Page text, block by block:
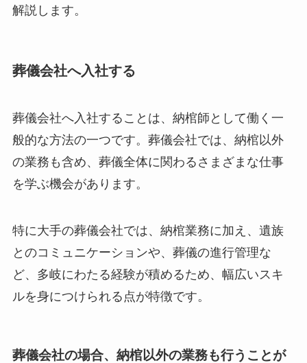
解説します。
葬儀会社へ入社する
葬儀会社へ入社することは、納棺師として働く一
般的な方法の一つです。葬儀会社では、納棺以外
の業務も含め、葬儀全体に関わるさまざまな仕事
を学ぶ機会があります。
特に大手の葬儀会社では、納棺業務に加え、遺族
とのコミュニケーションや、葬儀の進行管理な
ど、多岐にわたる経験が積めるため、幅広いスキ
ルを身につけられる点が特徴です。
葬儀会社の場合、納棺以外の業務も行うことが